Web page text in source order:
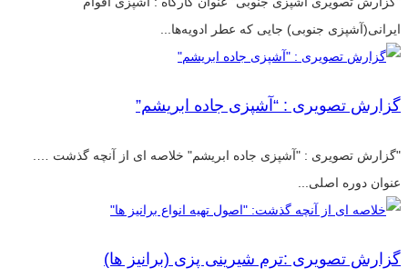
ایرانی(آشپزی جنوبی) جایی که عطر ادویه‌ها...
گزارش تصویری : “آشپزی جاده ابریشم”
"گزارش تصویری : "آشپزی جاده ابریشم" خلاصه ای از آنچه گذشت ….
عنوان دوره اصلی...
گزارش تصویری :ترم شیرینی پزی (برانیز ها)